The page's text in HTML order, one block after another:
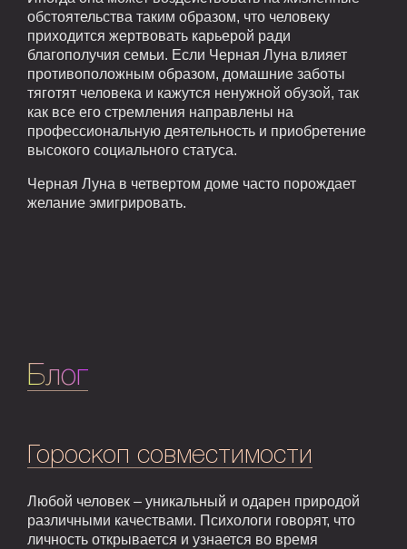
обстоятельства таким образом, что человеку
приходится жертвовать карьерой ради
благополучия семьи. Если Черная Луна влияет
противоположным образом, домашние заботы
тяготят человека и кажутся ненужной обузой, так
как все его стремления направлены на
профессиональную деятельность и приобретение
высокого социального статуса.
Черная Луна в четвертом доме часто порождает
желание эмигрировать.
Блог
Гороскоп совместимости
Любой человек – уникальный и одарен природой
различными качествами. Психологи говорят, что
личность открывается и узнается во время